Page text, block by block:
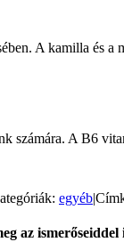
A kamilla és a
számára. A B6
egyéb|
az ismerőseiddel